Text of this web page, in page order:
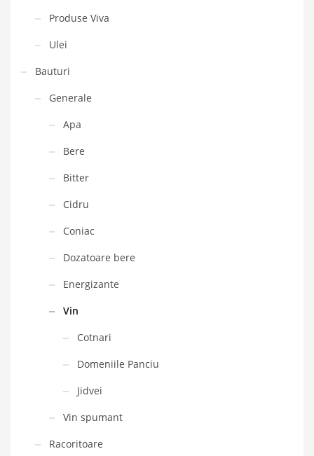
Produse Viva
Ulei
Bauturi
Generale
Apa
Bere
Bitter
Cidru
Coniac
Dozatoare bere
Energizante
Vin
Cotnari
Domeniile Panciu
Jidvei
Vin spumant
Racoritoare